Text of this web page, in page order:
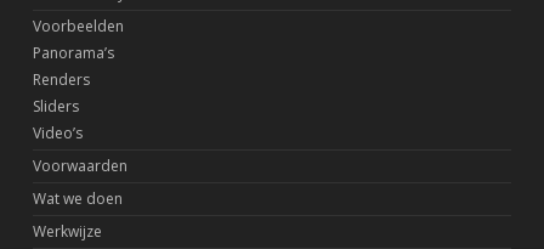
Voorbeelden
Panorama’s
Renders
Sliders
Video’s
Voorwaarden
Wat we doen
Werkwijze